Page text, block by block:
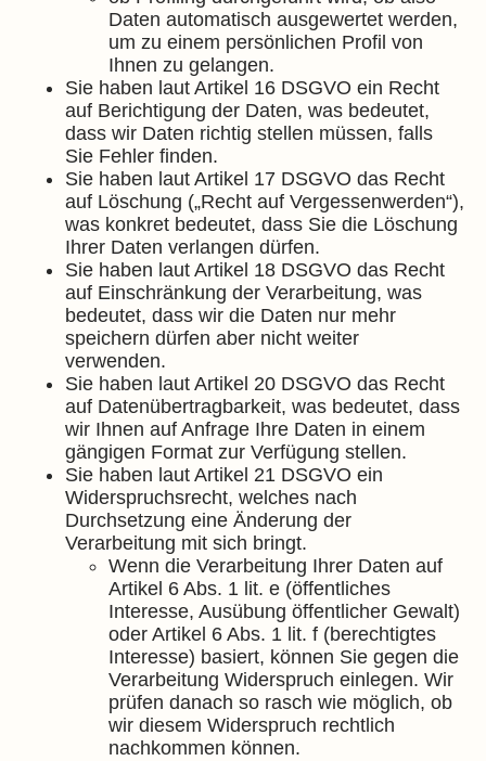
Daten automatisch ausgewertet werden,
um zu einem persönlichen Profil von
Ihnen zu gelangen.
Sie haben laut Artikel 16 DSGVO ein Recht
auf Berichtigung der Daten, was bedeutet,
dass wir Daten richtig stellen müssen, falls
Sie Fehler finden.
Sie haben laut Artikel 17 DSGVO das Recht
auf Löschung („Recht auf Vergessenwerden“),
was konkret bedeutet, dass Sie die Löschung
Ihrer Daten verlangen dürfen.
Sie haben laut Artikel 18 DSGVO das Recht
auf Einschränkung der Verarbeitung, was
bedeutet, dass wir die Daten nur mehr
speichern dürfen aber nicht weiter
verwenden.
Sie haben laut Artikel 20 DSGVO das Recht
auf Datenübertragbarkeit, was bedeutet, dass
wir Ihnen auf Anfrage Ihre Daten in einem
gängigen Format zur Verfügung stellen.
Sie haben laut Artikel 21 DSGVO ein
Widerspruchsrecht, welches nach
Durchsetzung eine Änderung der
Verarbeitung mit sich bringt.
Wenn die Verarbeitung Ihrer Daten auf
Artikel 6 Abs. 1 lit. e (öffentliches
Interesse, Ausübung öffentlicher Gewalt)
oder Artikel 6 Abs. 1 lit. f (berechtigtes
Interesse) basiert, können Sie gegen die
Verarbeitung Widerspruch einlegen. Wir
prüfen danach so rasch wie möglich, ob
wir diesem Widerspruch rechtlich
nachkommen können.